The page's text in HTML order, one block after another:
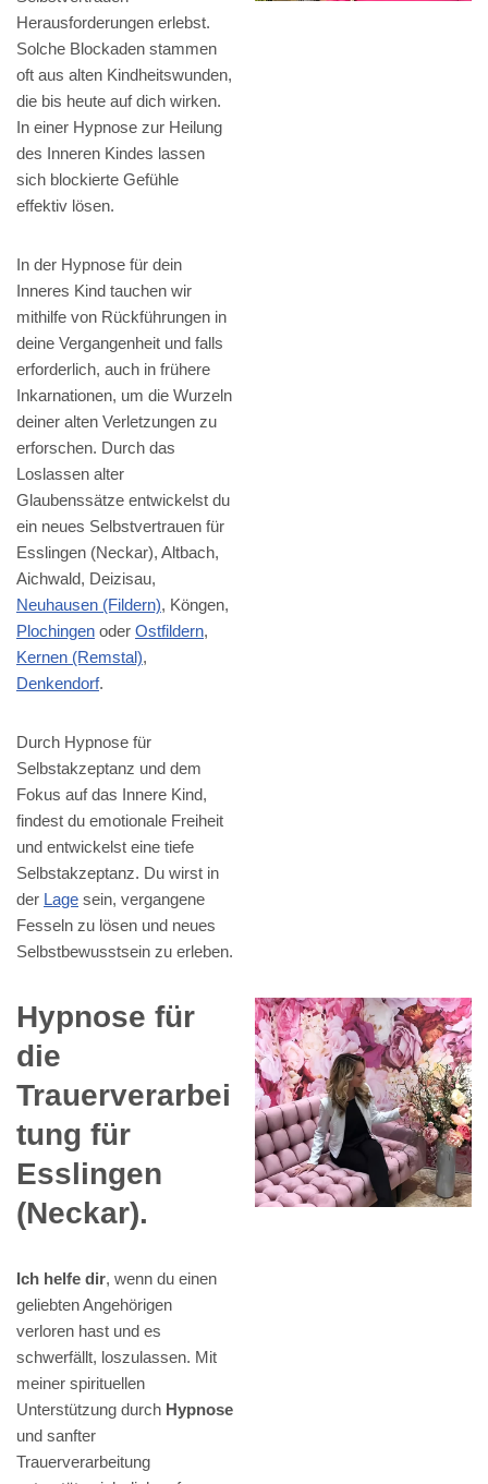
Herausforderungen erlebst.
Solche Blockaden stammen
oft aus alten Kindheitswunden,
die bis heute auf dich wirken.
In einer Hypnose zur Heilung
des Inneren Kindes lassen
sich blockierte Gefühle
effektiv lösen.
In der Hypnose für dein
Inneres Kind tauchen wir
mithilfe von Rückführungen in
deine Vergangenheit und falls
erforderlich, auch in frühere
Inkarnationen, um die Wurzeln
deiner alten Verletzungen zu
erforschen. Durch das
Loslassen alter
Glaubenssätze entwickelst du
ein neues Selbstvertrauen für
Esslingen (Neckar), Altbach,
Aichwald, Deizisau,
Neuhausen (Fildern), Köngen,
Plochingen oder Ostfildern,
Kernen (Remstal),
Denkendorf.
Durch Hypnose für
Selbstakzeptanz und dem
Fokus auf das Innere Kind,
findest du emotionale Freiheit
und entwickelst eine tiefe
Selbstakzeptanz. Du wirst in
der Lage sein, vergangene
Fesseln zu lösen und neues
Selbstbewusstsein zu erleben.
Hypnose für
die
Trauerverarbei
tung für
Esslingen
(Neckar).
Ich helfe dir, wenn du einen
geliebten Angehörigen
verloren hast und es
schwerfällt, loszulassen. Mit
meiner spirituellen
Unterstützung durch Hypnose
und sanfter
Trauerverarbeitung